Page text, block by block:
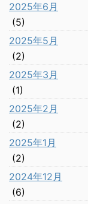
2025年6月
(5)
2025年5月
(2)
2025年3月
(1)
2025年2月
(2)
2025年1月
(2)
2024年12月
(6)